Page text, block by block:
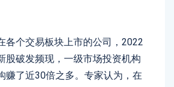
各个交易板块上市的公司，2022
股破发频现，一级市场投资机构
赚了近30倍之多。专家认为，在